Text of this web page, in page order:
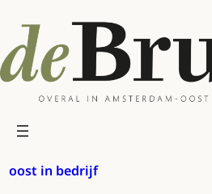
naar
de
inhoud
oost in bedrijf